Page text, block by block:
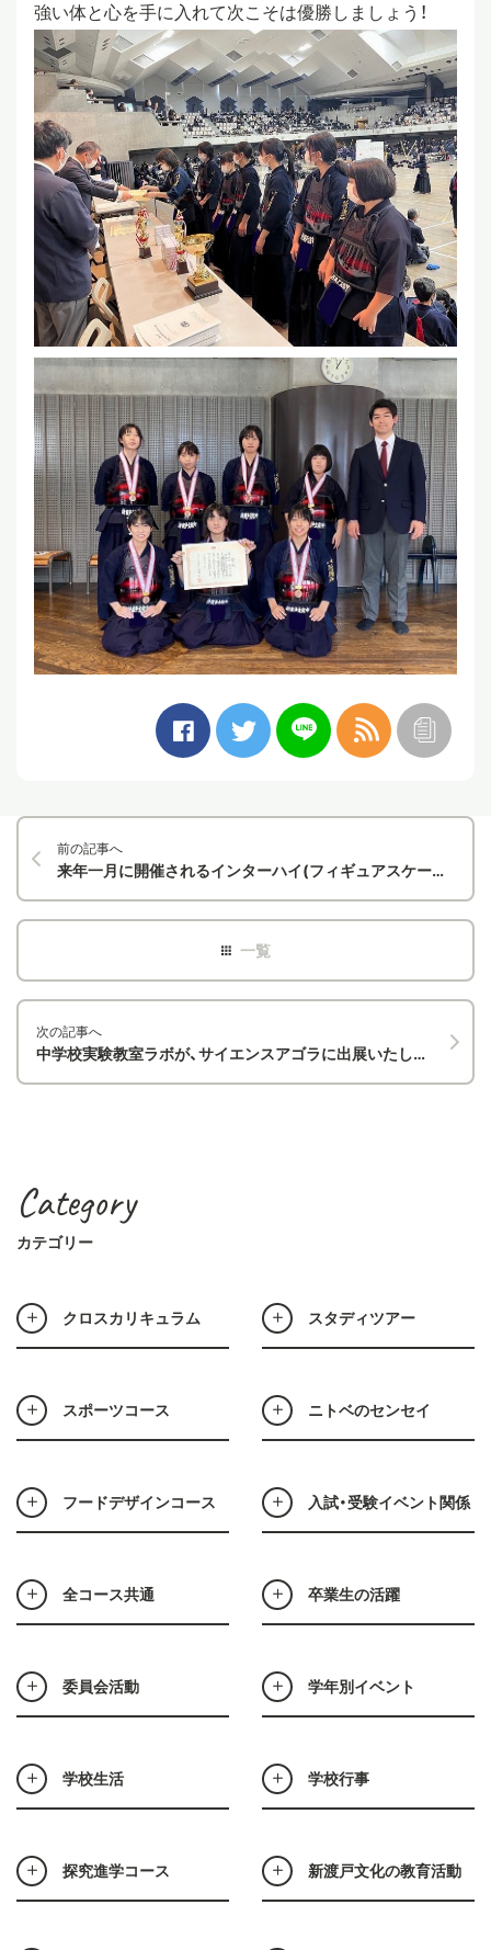
強い体と心を手に入れて次こそは優勝しましょう！
前の記事へ
来年一月に開催されるインターハイ(フィギュアスケート)に本校の生徒が出場します
次の記事へ
中学校実験教室ラボが、サイエンスアゴラに出展いたしました
Category
カテゴリー
クロスカリキュラム スタディツアー
スポーツコース ニトベのセンセイ
フードデザインコース 入試・受験イベント関係
全コース共通 卒業生の活躍
委員会活動 学年別イベント
学校生活 学校行事
探究進学コース 新渡戸文化の教育活動